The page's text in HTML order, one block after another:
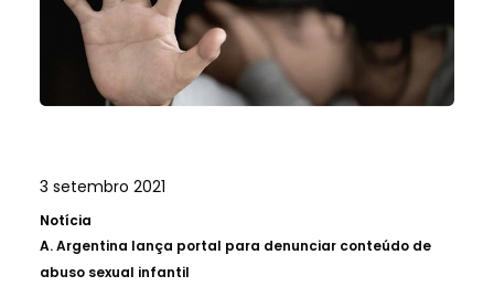
3 setembro 2021
Notícia
A.Argentina lança portal para denunciar conteúdo de
abuso sexual infantil